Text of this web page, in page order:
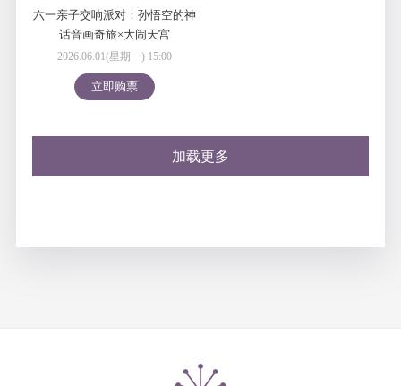
六一亲子交响派对：孙悟空的神
话音画奇旅×大闹天宫
2026.06.01(星期一) 15:00
立即购票
加载更多